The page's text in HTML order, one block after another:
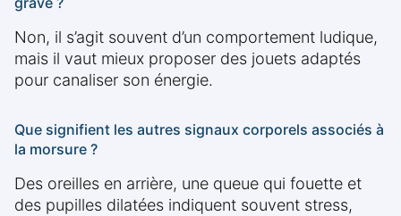
Non, il s’agit souvent d’un comportement ludique,
mais il vaut mieux proposer des jouets adaptés
pour canaliser son énergie.
Que signifient les autres signaux corporels associés à
la morsure ?
Des oreilles en arrière, une queue qui fouette et
des pupilles dilatées indiquent souvent stress,